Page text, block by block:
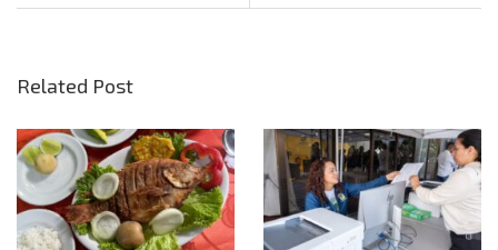
Related Post